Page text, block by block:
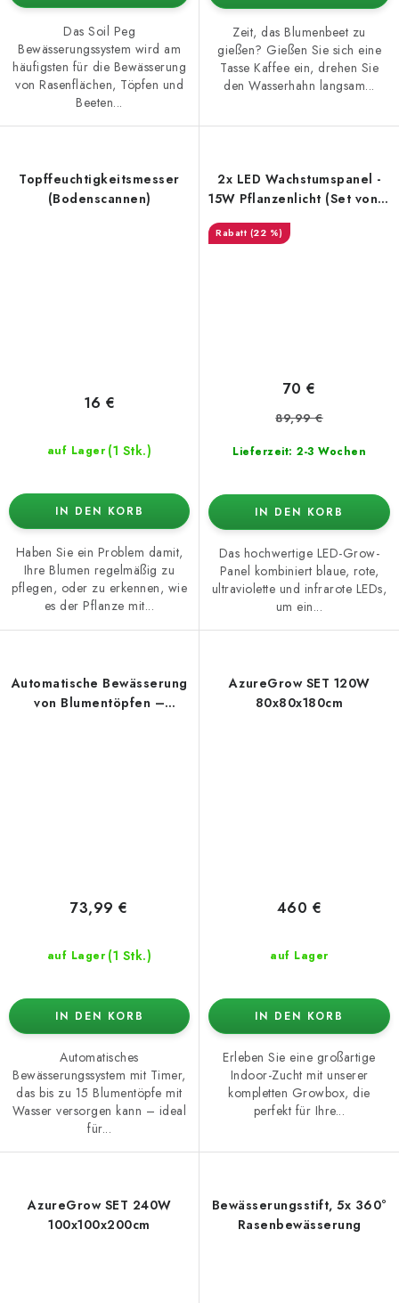
Das Soil Peg
Bewässerungssystem wird am
häufigsten für die Bewässerung
von Rasenflächen, Töpfen und
Beeten...
Zeit, das Blumenbeet zu
gießen? Gießen Sie sich eine
Tasse Kaffee ein, drehen Sie
den Wasserhahn langsam...
Topffeuchtigkeitsmesser
(Bodenscannen)
auf Lager (1 Stk.)
16 €
IN DEN KORB
Haben Sie ein Problem damit,
Ihre Blumen regelmäßig zu
pflegen, oder zu erkennen, wie
es der Pflanze mit...
2x LED Wachstumspanel -
15W Pflanzenlicht (Set von 2
(22 %)
Lieferzeit: 2-3 Wochen
70 €
89,99 €
IN DEN KORB
Das hochwertige LED-Grow-
Panel kombiniert blaue, rote,
ultraviolette und infrarote LEDs,
um ein...
Automatische Bewässerung
von Blumentöpfen –
auf Lager (1 Stk.)
73,99 €
IN DEN KORB
Automatisches
Bewässerungssystem mit Timer,
das bis zu 15 Blumentöpfe mit
Wasser versorgen kann – ideal
für...
AzureGrow SET 120W
80x80x180cm
auf Lager
460 €
IN DEN KORB
Erleben Sie eine großartige
Indoor-Zucht mit unserer
kompletten Growbox, die
perfekt für Ihre...
AzureGrow SET 240W
100x100x200cm
Bewässerungsstift, 5x 360°
Rasenbewässerung